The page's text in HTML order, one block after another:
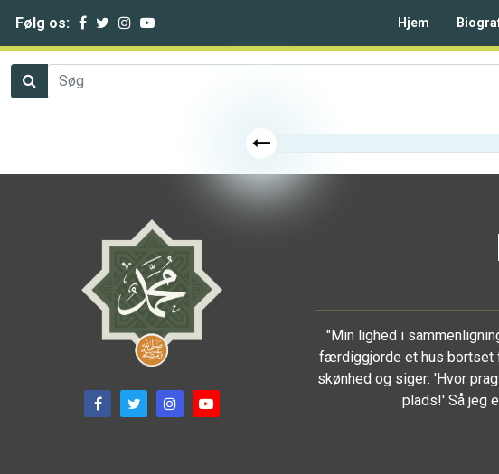
Følg os: Hjem
"Min lighed i
færdiggjorde et hus bortset
skønhed og siger: 'Hvor
plads!' Så jeg